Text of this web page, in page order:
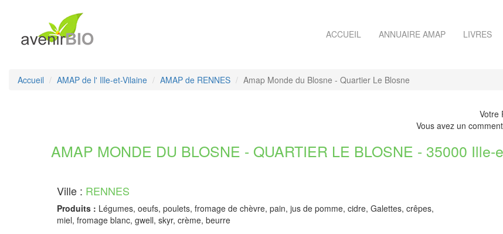
ACCUEIL ANNUAIRE AMAP LIVRES
Accueil AMAP de l' Ille-et-Vilaine AMAP de RENNES Amap Monde du Blosne - Quartier Le Blosne
Votre
Vous avez un
AMAP MONDE DU BLOSNE - QUARTIER LE BLOSNE - 35000 Ille-
Ville : RENNES
Produits : Légumes, oeufs, poulets, fromage de chèvre, pain, jus de pomme, cidre, Galettes, crêpes,
miel, fromage blanc, gwell, skyr, crème, beurre